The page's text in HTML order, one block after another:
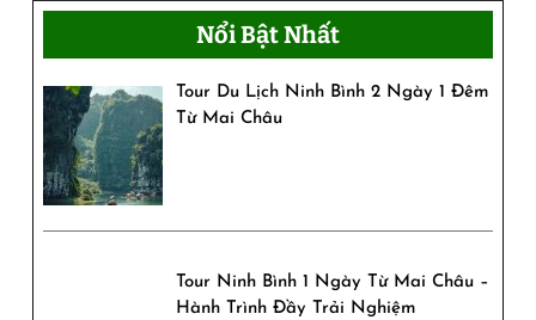
–
Thung
lũng
Nổi Bật Nhất
Tour Du Lịch Ninh Bình 2 Ngày 1 Đêm
Từ Mai Châu
Tour Ninh Bình 1 Ngày Từ Mai Châu –
Hành Trình Đầy Trải Nghiệm